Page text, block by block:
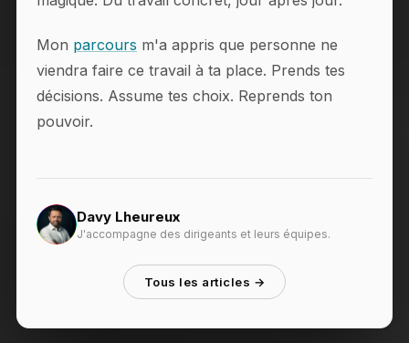
Mon parcours m'a appris que personne ne
viendra faire ce travail à ta place. Prends tes
décisions. Assume tes choix. Reprends ton
pouvoir.
Davy Lheureux
J'accompagne des dirigeants et leurs équipes.
Tous les articles →